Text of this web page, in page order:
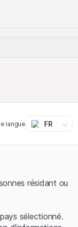
langue FR
résidant ou
sélectionné.